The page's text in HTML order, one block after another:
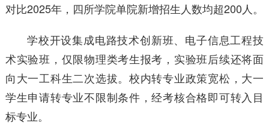
对比2025年，四所学院单院新增招生人数均超200人。
学校开设集成电路技术创新班、电子信息工程技
术实验班，仅限物理类考生报考，实验班后续还将面
向大一工科生二次选拔。校内转专业政策宽松，大一
学生申请转专业不限制条件，经考核合格即可转入目
标专业。